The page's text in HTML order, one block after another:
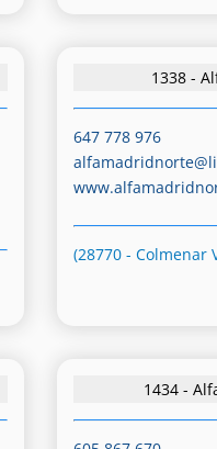
1338 -
647 778 976
(28770 - Colmenar
1434 -